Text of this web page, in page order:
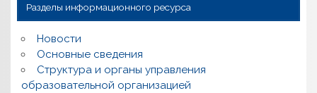
Разделы информационного ресурса
Новости
Основные сведения
Структура и органы управления
образовательной организацией